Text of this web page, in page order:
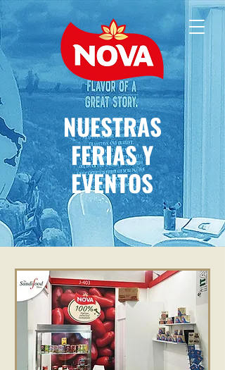
NUESTRAS
FERIAS Y
EVENTOS